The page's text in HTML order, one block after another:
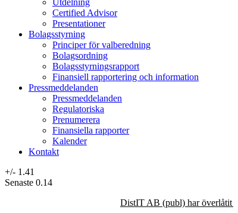
Certified Advisor
Presentationer
Bolagsstyrning
Principer för valberedning
Bolagsordning
Bolagsstyrningsrapport
Finansiell rapportering och information
Pressmeddelanden
Pressmeddelanden
Regulatoriska
Prenumerera
Finansiella rapporter
Kalender
Kontakt
+/- 1.41
Senaste 0.14
DistIT AB (publ) har överlåtit